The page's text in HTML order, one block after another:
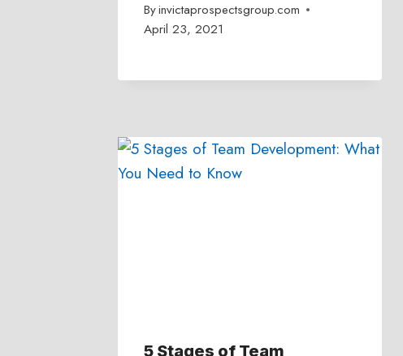
Byinvictaprospectsgroup.com
April 23, 2021
5 Stages of Team